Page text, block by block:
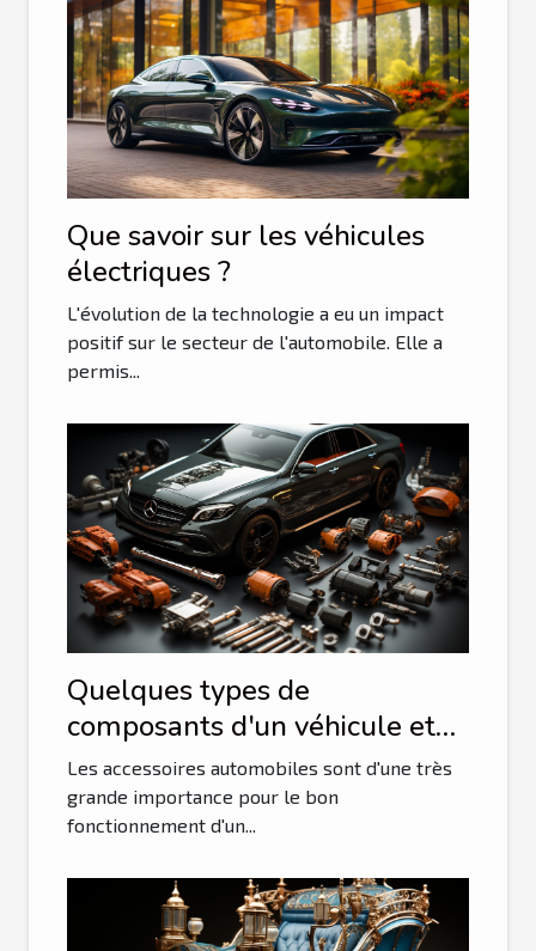
Que savoir sur les véhicules
électriques ?
L'évolution de la technologie a eu un impact
positif sur le secteur de l'automobile. Elle a
permis...
Quelques types de
composants d'un véhicule et
leurs avantages
Les accessoires automobiles sont d'une très
grande importance pour le bon
fonctionnement d'un...